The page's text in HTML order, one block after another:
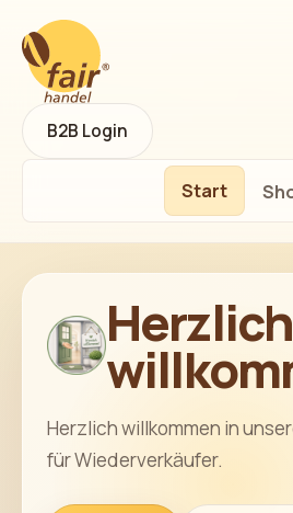
Start
B2B Login
Herzlich
Herzlich willkommen in
für Wiederverkäufer.